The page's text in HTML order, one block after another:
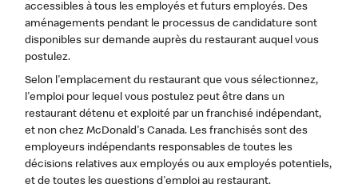
accessibles à tous les employés et futurs employés. Des
aménagements pendant le processus de candidature sont
disponibles sur demande auprès du restaurant auquel vous
postulez.
Selon l'emplacement du restaurant que vous sélectionnez,
l'emploi pour lequel vous postulez peut être dans un
restaurant détenu et exploité par un franchisé indépendant,
et non chez McDonald's Canada. Les franchisés sont des
employeurs indépendants responsables de toutes les
décisions relatives aux employés ou aux employés potentiels,